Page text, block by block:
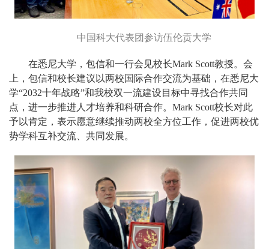
中国科大代表团参访伍伦贡大学
在悉尼大学，包信和一行会见校长Mark Scott教授。会
上，包信和校长建议以两校国际合作交流为基础，在悉尼大
学“2032十年战略”和我校双一流建设目标中寻找合作共同
点，进一步推进人才培养和科研合作。Mark Scott校长对此
予以肯定，表示愿意继续推动两校全方位工作，促进两校优
势学科互补交流、共同发展。